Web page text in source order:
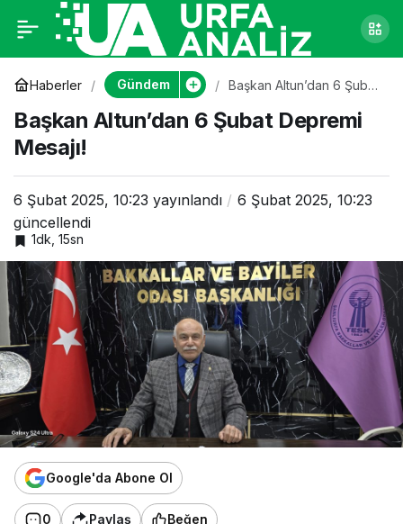
Haberler Gündem
Başkan Altun’dan 6 Şubat
Başkan Altun’dan 6 Şubat Depremi
Mesajı!
6 Şubat 2025, 10:23 yayınlandı
6 Şubat 2025, 10:23
güncellendi
1dk, 15sn
Google'da Abone Ol
0 Paylaş Beğen
Başkan Altun’dan 6
Şubat Depremi
Mesajı!
0